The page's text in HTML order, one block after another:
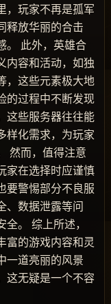
，玩家不再是孤军
释放华丽的合击
。 此外，英雄合
内容和活动，如独
，这些元素极大地
的过程中不断发现
这些服务器往往能
样化需求，为玩家
然而，值得注意
家在选择时应谨慎
要警惕部分不良服
、数据泄露等问
。 综上所述，
富的游戏内容和灵
一道亮丽的风景
这无疑是一个不容